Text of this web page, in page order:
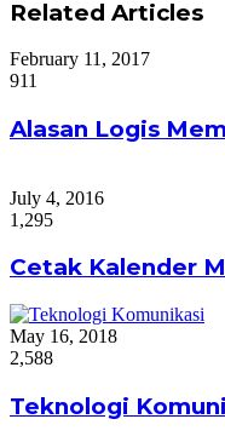
Related Articles
February 11, 2017
911
Alasan Logis
July 4, 2016
1,295
Cetak Kalender
May 16, 2018
2,588
Teknologi